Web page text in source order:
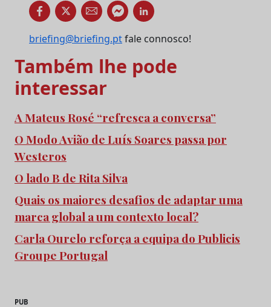
briefing@briefing.ptfale connosco!
Também lhe pode
interessar
A Mateus Rosé “refresca a conversa”
O Modo Avião de Luís Soares passa por
Westeros
O lado B de Rita Silva
Quais os maiores desafios de adaptar uma
marca global a um contexto local?
Carla Ourelo reforça a equipa do Publicis
Groupe Portugal
PUB